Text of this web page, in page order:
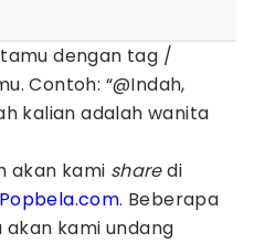
dengan tag /
Contoh: “@Indah,
kalian adalah wanita
akan kami sharedi
Popbela.com. Beberapa
kami undang